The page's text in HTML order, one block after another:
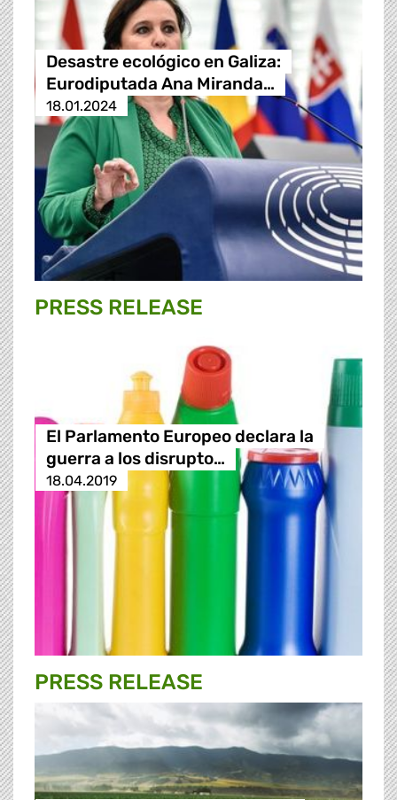
Desastre ecológico en Galiza:
Eurodiputada Ana Miranda…
18.01.2024
PRESS RELEASE
El Parlamento Europeo declara la
guerra a los disrupto…
18.04.2019
PRESS RELEASE